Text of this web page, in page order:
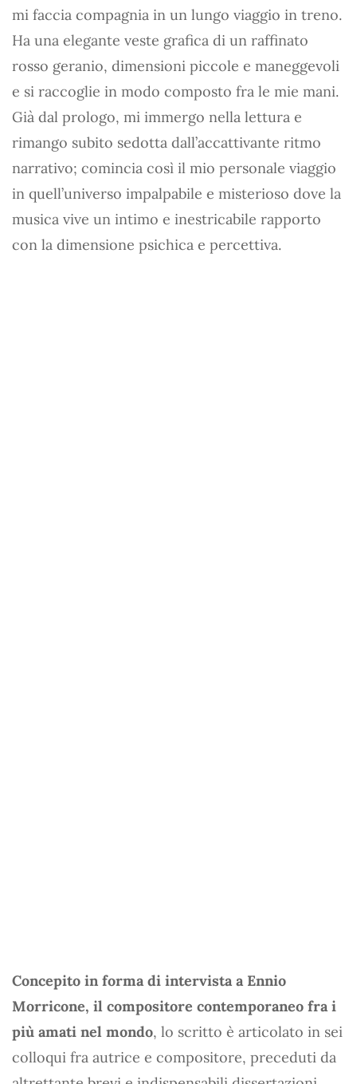
mi faccia compagnia in un lungo viaggio in treno.
Ha una elegante veste grafica di un raffinato
rosso geranio, dimensioni piccole e maneggevoli
e si raccoglie in modo composto fra le mie mani.
Già dal prologo, mi immergo nella lettura e
rimango subito sedotta dall’accattivante ritmo
narrativo; comincia così il mio personale viaggio
in quell’universo impalpabile e misterioso dove la
musica vive un intimo e inestricabile rapporto
con la dimensione psichica e percettiva.
Concepito in forma di intervista a Ennio
Morricone, il compositore contemporaneo fra i
più amati nel mondo, lo scritto è articolato in sei
colloqui fra autrice e compositore, preceduti da